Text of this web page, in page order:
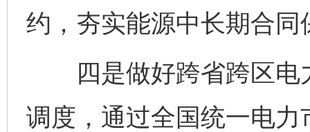
约，夯实能源中长期合同
四是做好跨省跨区电
调度，通过全国统一电